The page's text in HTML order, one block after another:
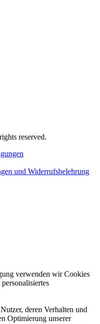
reserved.
und Widerrufsbelehrung
verwenden wir Cookies
deren Verhalten und
Optimierung unserer